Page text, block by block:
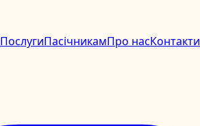
ПослугиПасічникамПро насКонтакти